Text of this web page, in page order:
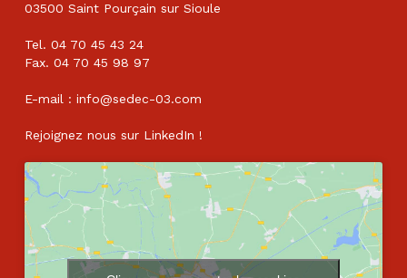
03500 Saint Pourçain sur Sioule
Tel. 04 70 45 43 24
Fax. 04 70 45 98 97
E-mail : info@sedec-03.com
Rejoignez nous sur LinkedIn !